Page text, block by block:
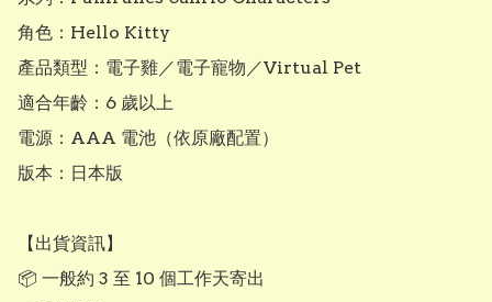
角色：Hello Kitty
產品類型：電子雞／電子寵物／Virtual Pet
適合年齡：6 歲以上
電源：AAA 電池（依原廠配置）
版本：日本版
【出貨資訊】
📦 一般約 3 至 10 個工作天寄出